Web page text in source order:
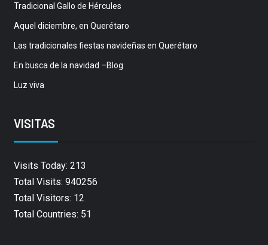
Tradicional Gallo de Hércules
Aquel diciembre, en Querétaro
Las tradicionales fiestas navideñas en Querétaro
En busca de la navidad –Blog
Luz viva
VISITAS
Visits Today: 213
Total Visits: 940256
Total Visitors: 12
Total Countries: 51